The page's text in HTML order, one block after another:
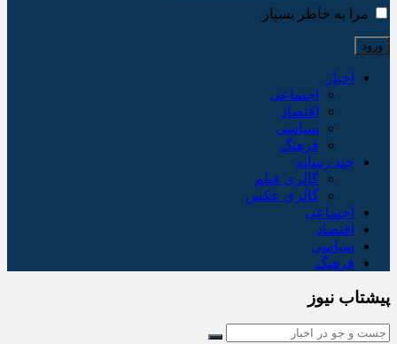
مرا به خاطر بسپار
اخبار
اجتماعی
اقتصاد
سیاسی
فرهنگ
چند رسانه
گالری فیلم
گالری عکس
اجتماعی
اقتصاد
سیاسی
فرهنگ
پیشتاب نیوز